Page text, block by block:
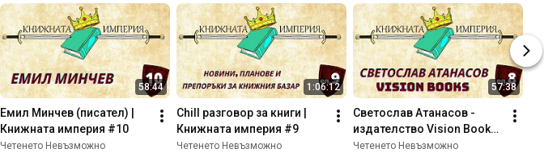
58:44
Емил Минчев (писател) |
Книжната империя #10
Четенето Невъзможно
1:06:12
Chill разговор за книги |
Книжната империя #9
Четенето Невъзможно
57:38
Светослав Атанасов -
издателство Vision Books |
Книжната империя #8
Четенето Невъзможно